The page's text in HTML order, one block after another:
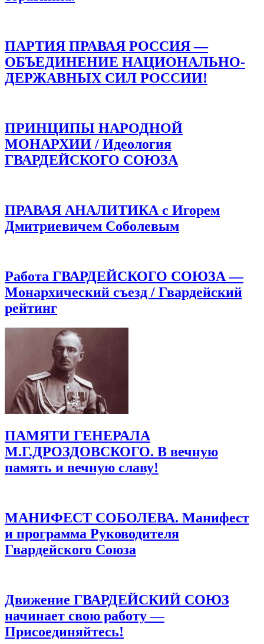
ПАРТИЯ ПРАВАЯ РОССИЯ —
ОБЪЕДИНЕНИЕ НАЦИОНАЛЬНО-
ДЕРЖАВНЫХ СИЛ РОССИИ!
ПРИНЦИПЫ НАРОДНОЙ
МОНАРХИИ / Идеология
ГВАРДЕЙСКОГО СОЮЗА
ПРАВАЯ АНАЛИТИКА с Игорем
Дмитриевичем Соболевым
Работа ГВАРДЕЙСКОГО СОЮЗА —
Монархический съезд / Гвардейский
рейтинг
ПАМЯТИ ГЕНЕРАЛА
М.Г.ДРОЗДОВСКОГО. В вечную
память и вечную славу!
МАНИФЕСТ СОБОЛЕВА. Манифест
и программа Руководителя
Гвардейского Союза
Движение ГВАРДЕЙСКИЙ СОЮЗ
начинает свою работу —
Присоединяйтесь!